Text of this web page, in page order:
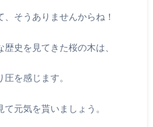
そうありませんからね！
史を見てきた桜の木は、
を感じます。
元気を貰いましょう。